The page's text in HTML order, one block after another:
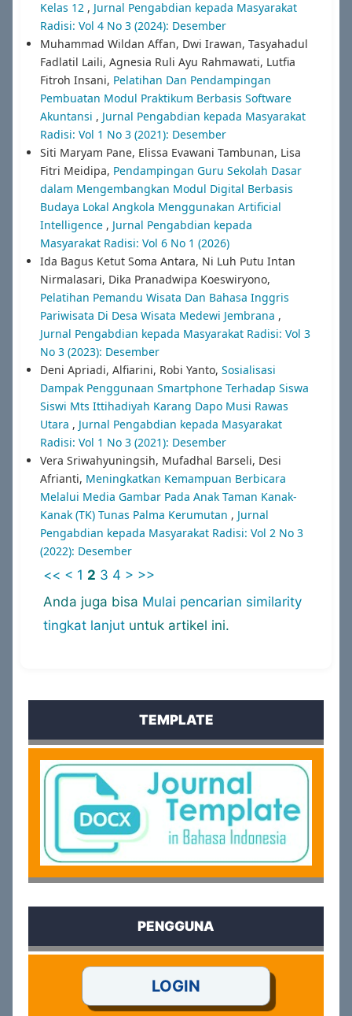
Kelas 12 , Jurnal Pengabdian kepada Masyarakat
Radisi: Vol 4 No 3 (2024): Desember
Muhammad Wildan Affan, Dwi Irawan, Tasyahadul
Fadlatil Laili, Agnesia Ruli Ayu Rahmawati, Lutfia
Fitroh Insani, Pelatihan Dan Pendampingan
Pembuatan Modul Praktikum Berbasis Software
Akuntansi , Jurnal Pengabdian kepada Masyarakat
Radisi: Vol 1 No 3 (2021): Desember
Siti Maryam Pane, Elissa Evawani Tambunan, Lisa
Fitri Meidipa, Pendampingan Guru Sekolah Dasar
dalam Mengembangkan Modul Digital Berbasis
Budaya Lokal Angkola Menggunakan Artificial
Intelligence , Jurnal Pengabdian kepada
Masyarakat Radisi: Vol 6 No 1 (2026)
Ida Bagus Ketut Soma Antara, Ni Luh Putu Intan
Nirmalasari, Dika Pranadwipa Koeswiryono,
Pelatihan Pemandu Wisata Dan Bahasa Inggris
Pariwisata Di Desa Wisata Medewi Jembrana ,
Jurnal Pengabdian kepada Masyarakat Radisi: Vol 3
No 3 (2023): Desember
Deni Apriadi, Alfiarini, Robi Yanto, Sosialisasi
Dampak Penggunaan Smartphone Terhadap Siswa
Siswi Mts Ittihadiyah Karang Dapo Musi Rawas
Utara , Jurnal Pengabdian kepada Masyarakat
Radisi: Vol 1 No 3 (2021): Desember
Vera Sriwahyuningsih, Mufadhal Barseli, Desi
Afrianti, Meningkatkan Kemampuan Berbicara
Melalui Media Gambar Pada Anak Taman Kanak-
Kanak (TK) Tunas Palma Kerumutan , Jurnal
Pengabdian kepada Masyarakat Radisi: Vol 2 No 3
(2022): Desember
<< < 1 2 3 4 > >>
Anda juga bisa Mulai pencarian similarity
tingkat lanjutuntuk artikel ini.
TEMPLATE
PENGGUNA
LOGIN